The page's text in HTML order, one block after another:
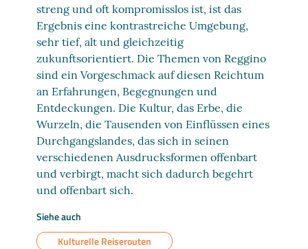
streng und oft kompromisslos ist, ist das
Ergebnis eine kontrastreiche Umgebung,
sehr tief, alt und gleichzeitig
zukunftsorientiert. Die Themen von Reggino
sind ein Vorgeschmack auf diesen Reichtum
an Erfahrungen, Begegnungen und
Entdeckungen. Die Kultur, das Erbe, die
Wurzeln, die Tausenden von Einflüssen eines
Durchgangslandes, das sich in seinen
verschiedenen Ausdrucksformen offenbart
und verbirgt, macht sich dadurch begehrt
und offenbart sich.
Siehe auch
Kulturelle Reiserouten